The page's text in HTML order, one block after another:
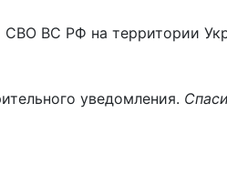
СВО ВС РФ на территории
уведомления.